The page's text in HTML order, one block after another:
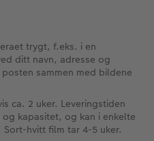
trygt, f.eks. i en
ditt navn, adresse og
sammen med bildene
ca. 2 uker. Leveringstiden
kapasitet, og kan i enkelte
hvitt film tar 4-5 uker.